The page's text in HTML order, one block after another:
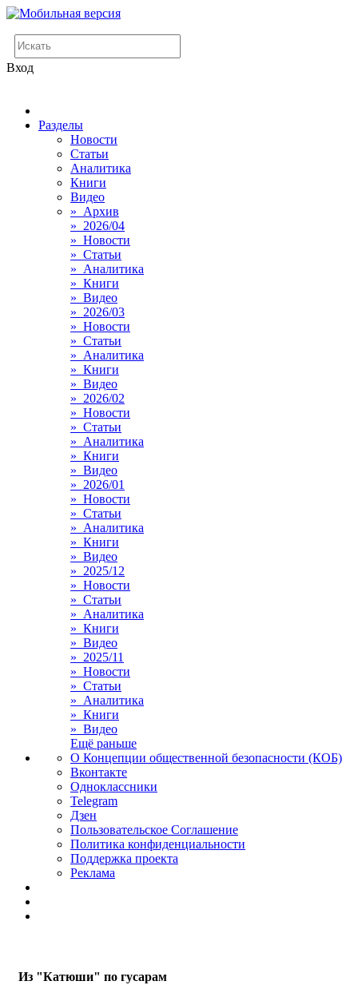
Вход
Разделы
Новости
Статьи
Аналитика
Книги
Видео
» Архив
» 2026/04
» Новости
» Статьи
» Аналитика
» Книги
» Видео
» 2026/03
» Новости
» Статьи
» Аналитика
» Книги
» Видео
» 2026/02
» Новости
» Статьи
» Аналитика
» Книги
» Видео
» 2026/01
» Новости
» Статьи
» Аналитика
» Книги
» Видео
» 2025/12
» Новости
» Статьи
» Аналитика
» Книги
» Видео
» 2025/11
» Новости
» Статьи
» Аналитика
» Книги
» Видео
Ещё раньше
О Концепции общественной безопасности (КОБ)
Вконтакте
Одноклассники
Telegram
Дзен
Пользовательское Соглашение
Политика конфиденциальности
Поддержка проекта
Реклама
Из "Катюши" по гусарам